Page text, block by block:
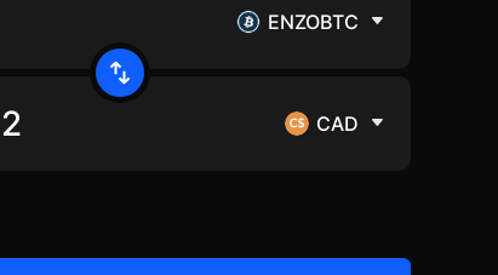
ENZOBTC
CAD